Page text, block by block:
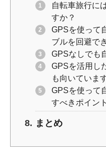
自転車旅行に
すか？
GPSを使って
ブルを回避で
GPSなしでも
GPSを活用し
も向いていま
GPSを使って
すべきポイン
まとめ